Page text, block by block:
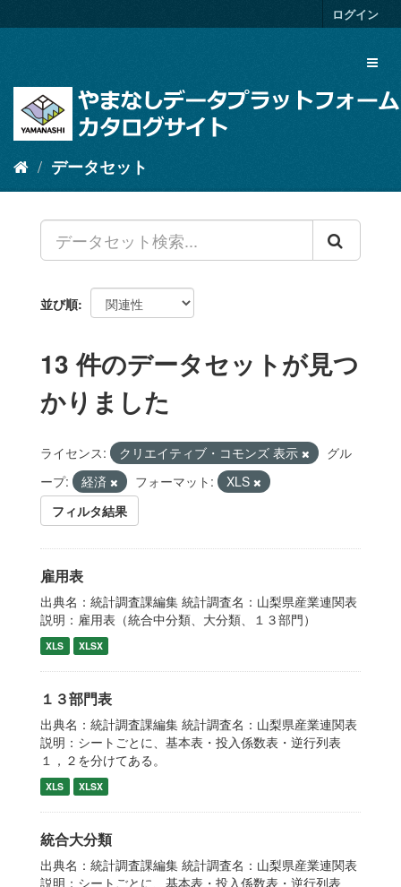
キ
ログイン
データセット
並び順
13 件のデータセットが見つ
かりました
ライセンス: クリエイティブ・コモンズ 表示
グル
ープ:
経済 フォーマット:
XLS
フィルタ結果
雇用表
出典名：統計調査課編集 統計調査名：山梨県産業連関表
説明：雇用表（統合中分類、大分類、１３部門）
XLS XLSX
１３部門表
出典名：統計調査課編集 統計調査名：山梨県産業連関表
説明：シートごとに、基本表・投入係数表・逆行列表
１，２を分けてある。
XLS XLSX
統合大分類
出典名：統計調査課編集 統計調査名：山梨県産業連関表
説明：シートごとに、基本表・投入係数表・逆行列表